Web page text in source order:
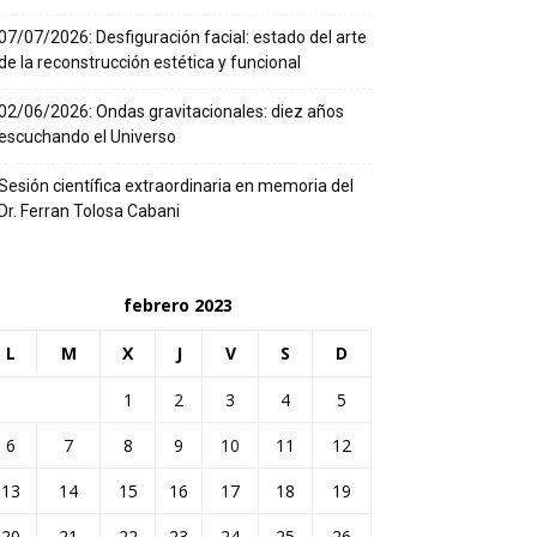
07/2026: Desfiguración facial: estado del arte
la reconstrucción estética y funcional
06/2026: Ondas gravitacionales: diez años
el Universo
científica extraordinaria en memoria del
Ferran Tolosa Cabani
febrero 2023
L M X J V S D
1 2 3 4
5
6
7 8 9 10 11
12
13
14 15 16 17 18
19